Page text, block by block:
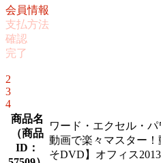
会員情報
支払方法
確認
完了
2
3
4
商品名
（商品
ID：
ワード・エクセル・
動画で楽々マスター
そDVD】オフィス2013